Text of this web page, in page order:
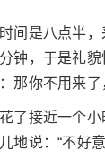
间是八点半
钟，于是礼
那你不用来了
了接近一个
地说：“不好